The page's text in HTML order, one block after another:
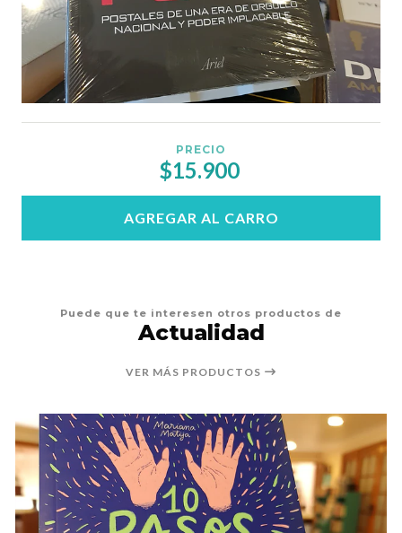
PRECIO
$15.900
AGREGAR AL CARRO
Puede que te interesen otros productos de
Actualidad
VER MÁS PRODUCTOS